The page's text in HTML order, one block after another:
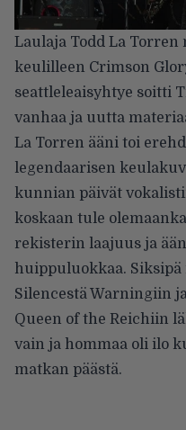
Laulaja Todd La
keulilleen Crimson
seattleleaisyhtye soitti
vanhaa ja uutta
La Torren ääni toi
legendaarisen
kunnian päivät
koskaan tule
rekisterin laajuus ja
huippuluokkaa.
Silencestä Warningiin
Queen of the Reichiin
vain ja hommaa oli ilo
matkan päästä.